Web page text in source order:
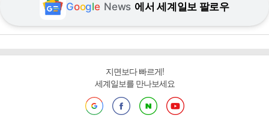
Google News 에서 세계일보 팔로우
지면보다 빠르게!
세계일보를 만나보세요